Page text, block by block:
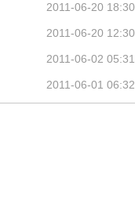
2011-06-20 18:30
2011-06-20 12:30
2011-06-02 05:31
2011-06-01 06:32